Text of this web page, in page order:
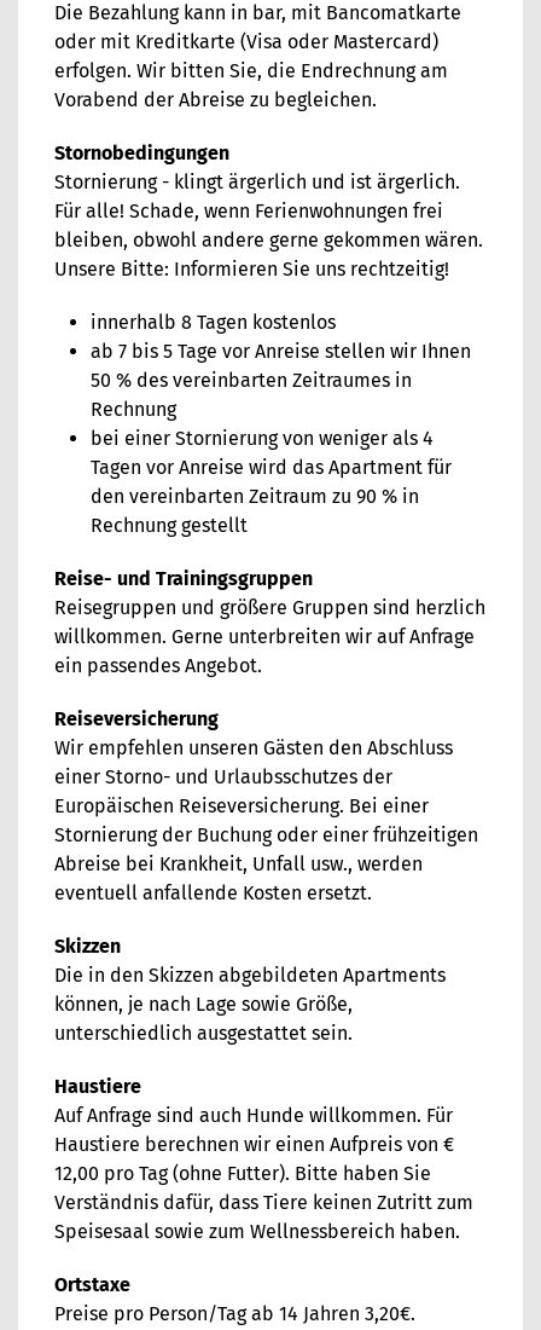
Die Bezahlung kann in bar, mit Bancomatkarte
oder mit Kreditkarte (Visa oder Mastercard)
erfolgen. Wir bitten Sie, die Endrechnung am
Vorabend der Abreise zu begleichen.
Stornobedingungen
Stornierung - klingt ärgerlich und ist ärgerlich.
Für alle! Schade, wenn Ferienwohnungen frei
bleiben, obwohl andere gerne gekommen wären.
Unsere Bitte: Informieren Sie uns rechtzeitig!
innerhalb 8 Tagen kostenlos
ab 7 bis 5 Tage vor Anreise stellen wir Ihnen
50 % des vereinbarten Zeitraumes in
Rechnung
bei einer Stornierung von weniger als 4
Tagen vor Anreise wird das Apartment für
den vereinbarten Zeitraum zu 90 % in
Rechnung gestellt
Reise- und Trainingsgruppen
Reisegruppen und größere Gruppen sind herzlich
willkommen. Gerne unterbreiten wir auf Anfrage
ein passendes Angebot.
Reiseversicherung
Wir empfehlen unseren Gästen den Abschluss
einer Storno- und Urlaubsschutzes der
Europäischen Reiseversicherung. Bei einer
Stornierung der Buchung oder einer frühzeitigen
Abreise bei Krankheit, Unfall usw., werden
eventuell anfallende Kosten ersetzt.
Skizzen
Die in den Skizzen abgebildeten Apartments
können, je nach Lage sowie Größe,
unterschiedlich ausgestattet sein.
Haustiere
Auf Anfrage sind auch Hunde willkommen. Für
Haustiere berechnen wir einen Aufpreis von €
12,00 pro Tag (ohne Futter). Bitte haben Sie
Verständnis dafür, dass Tiere keinen Zutritt zum
Speisesaal sowie zum Wellnessbereich haben.
Ortstaxe
Preise pro Person/Tag ab 14 Jahren 3,20€.